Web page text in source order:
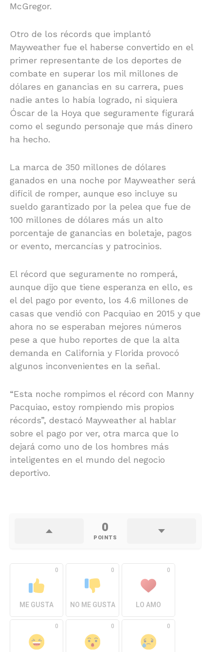
McGregor.
Otro de los récords que implantó
Mayweather fue el haberse convertido en el
primer representante de los deportes de
combate en superar los mil millones de
dólares en ganancias en su carrera, pues
nadie antes lo había logrado, ni siquiera
Óscar de la Hoya que seguramente figurará
como el segundo personaje que más dinero
ha hecho.
La marca de 350 millones de dólares
ganados en una noche por Mayweather será
difícil de romper, aunque eso incluye su
sueldo garantizado por la pelea que fue de
100 millones de dólares más un alto
porcentaje de ganancias en boletaje, pagos
or evento, mercancías y patrocinios.
El récord que seguramente no romperá,
aunque dijo que tiene esperanza en ello, es
el del pago por evento, los 4.6 millones de
casas que vendió con Pacquiao en 2015 y que
ahora no se esperaban mejores números
pese a que hubo reportes de que la alta
demanda en California y Florida provocó
algunos inconvenientes en la señal.
“Esta noche rompimos el récord con Manny
Pacquiao, estoy rompiendo mis propios
récords”, destacó Mayweather al hablar
sobre el pago por ver, otra marca que lo
dejará como uno de los hombres más
inteligentes en el mundo del negocio
deportivo.
0
POINTS
0
ME GUSTA
0
NO ME GUSTA
0
LO AMO
0 0 0